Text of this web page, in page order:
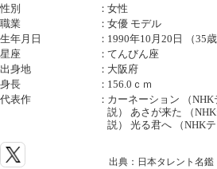
性別
：女性
職業
：女優 モデル
生年月日
： 1990年10月20日 （35歳
星座
：てんびん座
出身地
： 大阪府
身長
： 156.0ｃｍ
代表作
： カーネーション （
説） あさが来た （
説） 光る君へ （NHK
出典：日本タレント名鑑